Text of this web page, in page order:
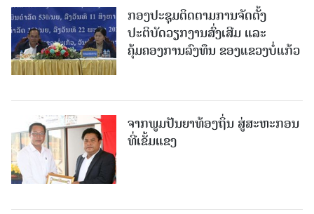
ກອງປະຊຸມຕິດຕາມການຈັດຕັ້ງ
ປະຕິບັດວຽກງານສົ່ງເສີມ ແລະ
ຄຸ້ມຄອງການລົງທຶນ ຂອງແຂວງບໍ່ແກ້ວ
ຈາກພູມປັນຍາທ້ອງຖິ່ນ ສູ່ສະຫະກອນ
ທີ່ເຂັ້ມແຂງ